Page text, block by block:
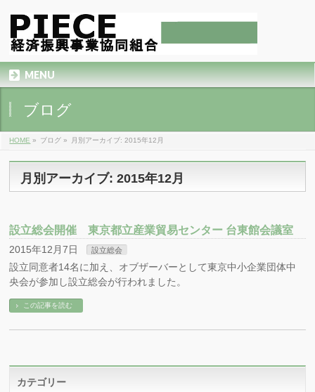
MENU
ブログ
HOME » ブログ » 月別アーカイブ: 2015年12月
月別アーカイブ: 2015年12月
設立総会開催 東京都立産業貿易センター 台東館会議室
2015年12月7日 設立総会
設立同意者14名に加え、オブザーバーとして東京中小企業団体中
央会が参加し設立総会が行われました。
この記事を読む
カテゴリー